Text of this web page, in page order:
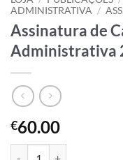
ADMINISTRATIVA /
Assinatura de
Administrativa
€60.00